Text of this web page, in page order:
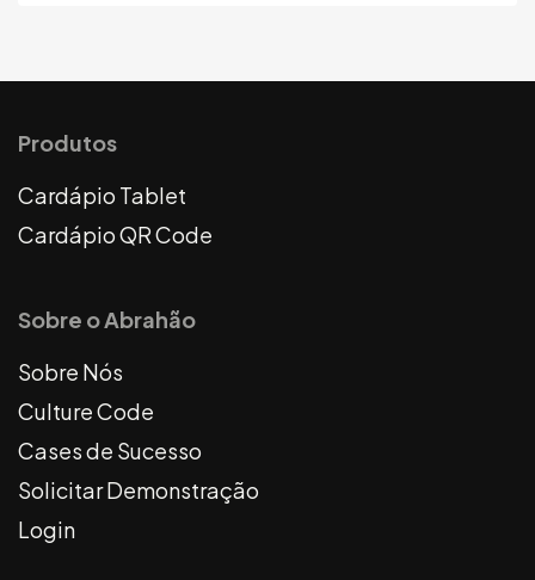
Produtos
Cardápio Tablet
Cardápio QR Code
Sobre o Abrahão
Sobre Nós
Culture Code
Cases de Sucesso
Solicitar Demonstração
Login